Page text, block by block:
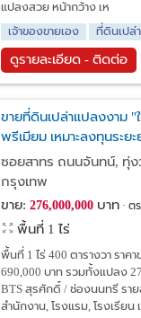
แปลงสวย หน้ากว้าง เห
เจ้าของขายเอง
ที่ดินเปล่า
ดูรายละเอียด - ติดต่อ
ขายที่ดินเปล่าแปลงงาม "
พรีเมียม เหมาะลงทุนระย
โครงการ
ซอยสาทร ถนนจันทน์, ทุ่
กรุงเทพ
ขาย: 276,000,000บาท ต
พื้นที่ 1 ไร่
พื้นที่ 1 ไร่ 400 ตารางวา ราคา
690,000 บาท รวมทั้งแปลง
BTS สุรศักดิ์ / ช่องนนทรี รา
สำนักงาน, โรงแรม, โรงเรียน